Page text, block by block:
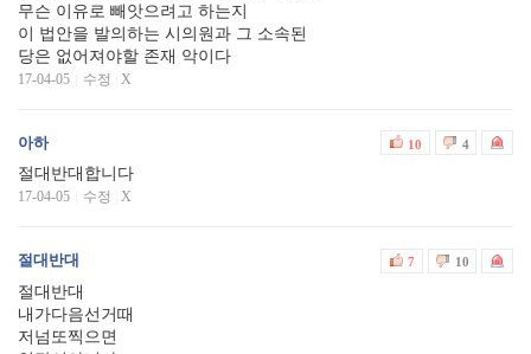
무슨 이유로 빼앗으려고 하는지
이 법안을 발의하는 시의원과 그 소속된
당은 없어져야할 존재 악이다
17-04-05 수정 X
아하 10 4
절대반대합니다
17-04-05 수정 X
절대반대 7 10
절대반대
내가다음선거때
저넘또찍으면